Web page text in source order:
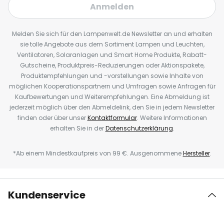
Anmelden
Melden Sie sich für den Lampenwelt.de Newsletter an und erhalten
sie tolle Angebote aus dem Sortiment Lampen und Leuchten,
Ventilatoren, Solaranlagen und Smart Home Produkte, Rabatt-
Gutscheine, Produktpreis-Reduzierungen oder Aktionspakete,
Produktempfehlungen und -vorstellungen sowie Inhalte von
möglichen Kooperationspartnern und Umfragen sowie Anfragen für
Kaufbewertungen und Weiterempfehlungen. Eine Abmeldung ist
jederzeit möglich über den Abmeldelink, den Sie in jedem Newsletter
finden oder über unserKontaktformular. Weitere Informationen
erhalten Sie in derDatenschutzerklärung.
*Ab einem Mindestkaufpreis von 99 €. AusgenommeneHersteller.
Kundenservice